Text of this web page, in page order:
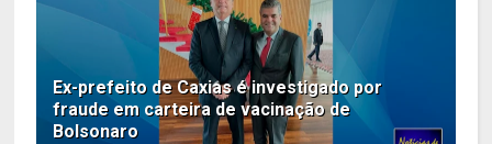
Ex-prefeito de Caxias é investigado por
fraude em carteira de vacinação de
Bolsonaro